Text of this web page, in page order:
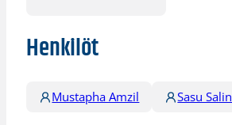
Henkilöt
Mustapha Amzil Sasu Salin